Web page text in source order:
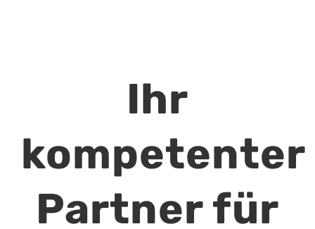
Ihr
kompetenter
Partner für